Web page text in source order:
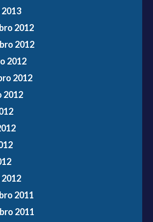
2012
2012
2012
2012
2012
2011
2011